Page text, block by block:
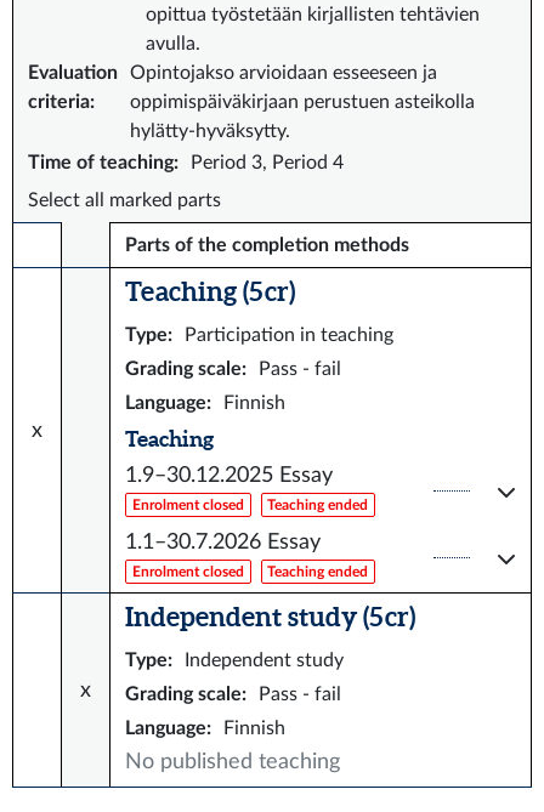
opittua työstetään kirjallisten tehtävien
avulla.
Evaluation
criteria:
Opintojakso arvioidaan esseeseen ja
oppimispäiväkirjaan perustuen asteikolla
hylätty-hyväksytty.
Time of teaching:
Period 3, Period 4
Select all marked parts
Parts of the completion methods
x
Teaching (5 cr)
Type:
Participation in teaching
Grading scale:
Pass - fail
Language: Finnish
Teaching
1.9–30.12.2025 Essay
Enrolment closed Teaching ended
1.1–30.7.2026 Essay
Enrolment closed Teaching ended
x
Independent study (5 cr)
Type:
Independent study
Grading scale:
Pass - fail
Language: Finnish
No published teaching